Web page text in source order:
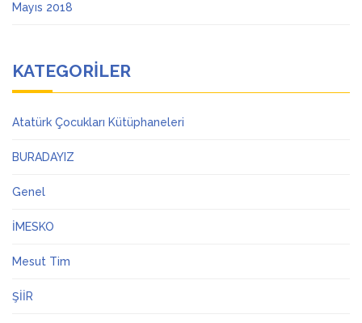
Mayıs 2018
KATEGORILER
Atatürk Çocukları Kütüphaneleri
BURADAYIZ
Genel
İMESKO
Mesut Tim
ŞİİR